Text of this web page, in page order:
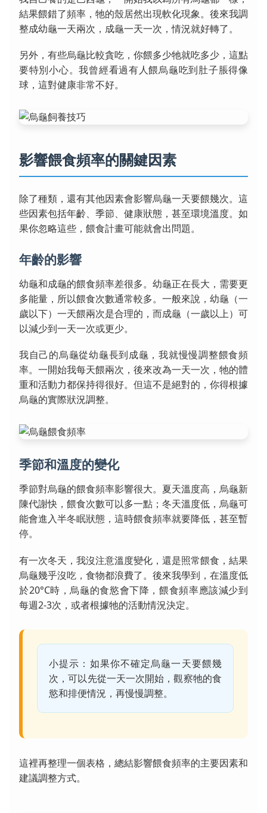
結果餵錯了頻率，牠的殼居然出現軟化現象。後來我調
整成幼龜一天兩次，成龜一天一次，情況就好轉了。
另外，有些烏龜比較貪吃，你餵多少牠就吃多少，這點
要特別小心。我曾經看過有人餵烏龜吃到肚子脹得像
球，這對健康非常不好。
影響餵食頻率的關鍵因素
除了種類，還有其他因素會影響烏龜一天要餵幾次。這
些因素包括年齡、季節、健康狀態，甚至環境溫度。如
果你忽略這些，餵食計畫可能就會出問題。
年齡的影響
幼龜和成龜的餵食頻率差很多。幼龜正在長大，需要更
多能量，所以餵食次數通常較多。一般來說，幼龜（一
歲以下）一天餵兩次是合理的，而成龜（一歲以上）可
以減少到一天一次或更少。
我自己的烏龜從幼龜長到成龜，我就慢慢調整餵食頻
率。一開始我每天餵兩次，後來改為一天一次，牠的體
重和活動力都保持得很好。但這不是絕對的，你得根據
烏龜的實際狀況調整。
季節和溫度的變化
季節對烏龜的餵食頻率影響很大。夏天溫度高，烏龜新
陳代謝快，餵食次數可以多一點；冬天溫度低，烏龜可
能會進入半冬眠狀態，這時餵食頻率就要降低，甚至暫
停。
有一次冬天，我沒注意溫度變化，還是照常餵食，結果
烏龜幾乎沒吃，食物都浪費了。後來我學到，在溫度低
於20°C時，烏龜的食慾會下降，餵食頻率應該減少到
每週2-3次，或者根據牠的活動情況決定。
小提示：如果你不確定烏龜一天要餵幾
次，可以先從一天一次開始，觀察牠的食
慾和排便情況，再慢慢調整。
這裡再整理一個表格，總結影響餵食頻率的主要因素和
建議調整方式。